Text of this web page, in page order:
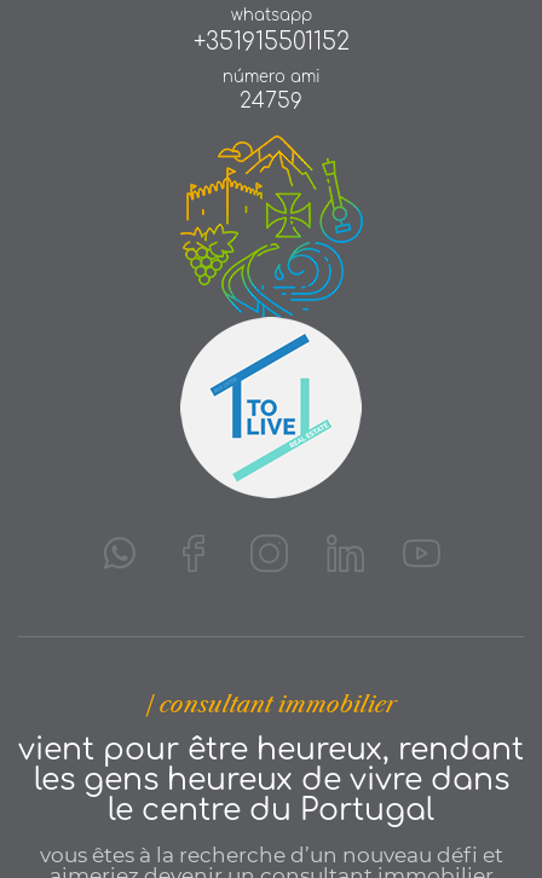
whatsapp
+351915501152
número ami
24759
| consultant immobilier
vient pour être heureux, rendant
les gens heureux de vivre dans
le centre du Portugal
vous êtes à la recherche d’un nouveau défi et